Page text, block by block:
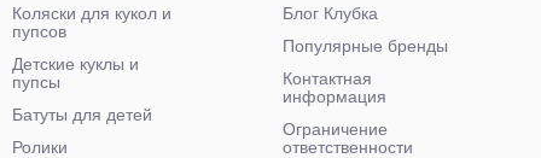
Коляски для кукол и
пупсов
Детские куклы и
пупсы
Батуты для детей
Ролики
Блог Клубка
Популярные бренды
Контактная
информация
Ограничение
ответственности